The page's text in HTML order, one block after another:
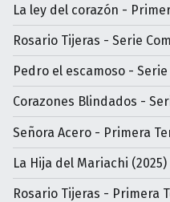
La ley del corazón -
Rosario Tijeras - Serie
Pedro el escamoso -
Corazones Blindados -
Señora Acero - Primera
La Hija del Mariachi
Rosario Tijeras - Primera